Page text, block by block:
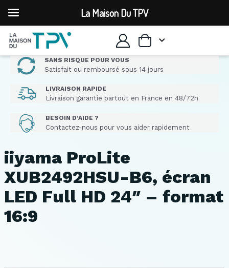
SANS RISQUE POUR VOUS
Satisfait ou remboursé sous 14 jours
LIVRAISON RAPIDE
Livraison garantie partout en France en 48/72h
BESOIN D’AIDE ?
Contactez-nous pour vous aider rapidement
iiyama ProLite
XUB2492HSU-B6, écran
LED Full HD 24″ – format
16:9
La Maison Du TPV